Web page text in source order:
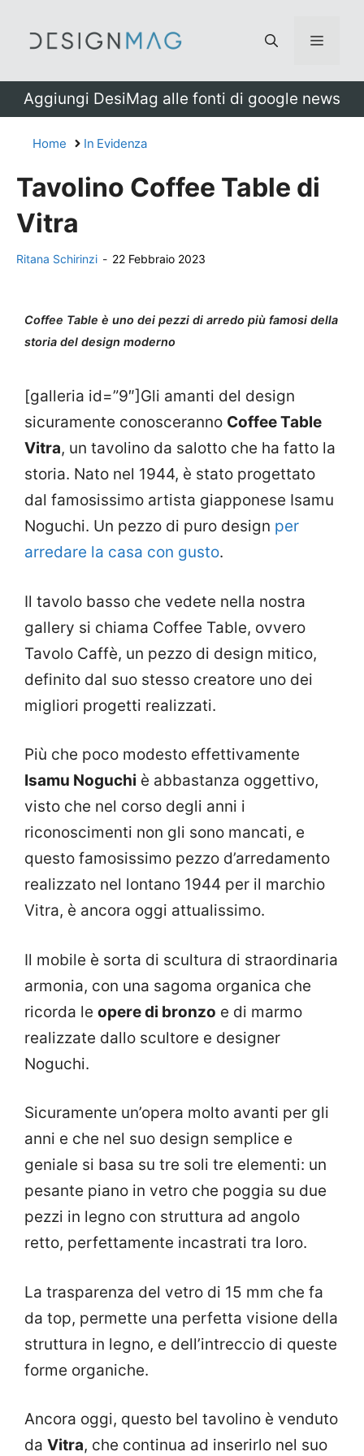
Menu
Aggiungi DesiMag alle fonti di google news
Home In Evidenza
Tavolino Coffee Table di
Vitra
Ritana Schirinzi - 22 Febbraio 2023
Coffee Table è uno dei pezzi di arredo più famosi della
storia del design moderno
[galleria id=”9″]Gli amanti del design
sicuramente conosceranno Coffee Table
Vitra, un tavolino da salotto che ha fatto la
storia. Nato nel 1944, è stato progettato
dal famosissimo artista giapponese Isamu
Noguchi. Un pezzo di puro design per
arredare la casa con gusto.
Il tavolo basso che vedete nella nostra
gallery si chiama Coffee Table, ovvero
Tavolo Caffè, un pezzo di design mitico,
definito dal suo stesso creatore uno dei
migliori progetti realizzati.
Più che poco modesto effettivamente
Isamu Noguchi è abbastanza oggettivo,
visto che nel corso degli anni i
riconoscimenti non gli sono mancati, e
questo famosissimo pezzo d’arredamento
realizzato nel lontano 1944 per il marchio
Vitra, è ancora oggi attualissimo.
Il mobile è sorta di scultura di straordinaria
armonia, con una sagoma organica che
ricorda le opere di bronzo e di marmo
realizzate dallo scultore e designer
Noguchi.
Sicuramente un’opera molto avanti per gli
anni e che nel suo design semplice e
geniale si basa su tre soli tre elementi: un
pesante piano in vetro che poggia su due
pezzi in legno con struttura ad angolo
retto, perfettamente incastrati tra loro.
La trasparenza del vetro di 15 mm che fa
da top, permette una perfetta visione della
struttura in legno, e dell’intreccio di queste
forme organiche.
Ancora oggi, questo bel tavolino è venduto
da Vitra, che continua ad inserirlo nel suo